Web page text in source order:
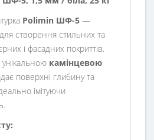
Polimin ШФ-5 —
створення стильних та
і фасадних покриттів.
унікальною камінцевою
поверхні глибину та
імітуючи